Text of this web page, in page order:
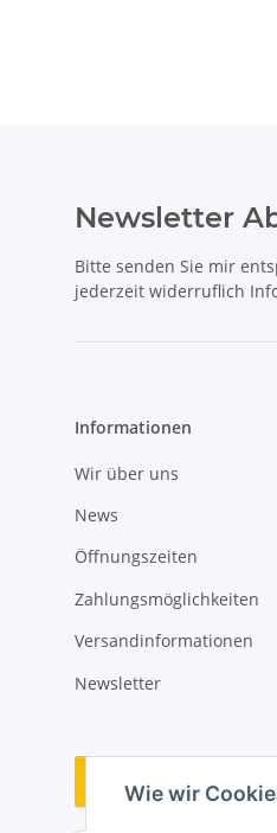
Wie wir
Newsletter
Bitte senden Sie mir
jederzeit widerruflich
Informationen
Wir über uns
News
Öffnungszeiten
Zahlungsmöglichkeiten
Versandinformationen
Newsletter
Vertrag